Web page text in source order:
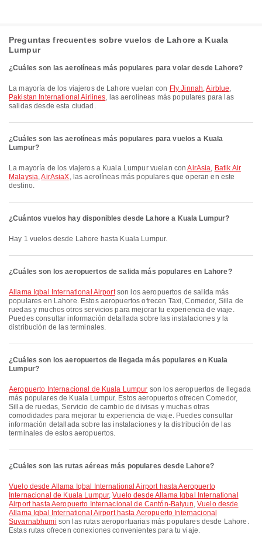
Preguntas frecuentes sobre vuelos de Lahore a Kuala
Lumpur
¿Cuáles son las aerolíneas más populares para volar desde Lahore?
La mayoría de los viajeros de Lahore vuelan con Fly Jinnah,Airblue,
Pakistan International Airlines, las aerolíneas más populares para las
salidas desde esta ciudad.
¿Cuáles son las aerolíneas más populares para vuelos a Kuala
Lumpur?
La mayoría de los viajeros a Kuala Lumpur vuelan conAirAsia, Batik Air
Malaysia,AirAsiaX, las aerolíneas más populares que operan en este
destino.
¿Cuántos vuelos hay disponibles desde Lahore a Kuala Lumpur?
Hay 1 vuelos desde Lahore hasta Kuala Lumpur.
¿Cuáles son los aeropuertos de salida más populares en Lahore?
Allama Iqbal International Airportson los aeropuertos de salida más
populares en Lahore. Estos aeropuertos ofrecen Taxi, Comedor, Silla de
ruedas y muchos otros servicios para mejorar tu experiencia de viaje.
Puedes consultar información detallada sobre las instalaciones y la
distribución de las terminales.
¿Cuáles son los aeropuertos de llegada más populares en Kuala
Lumpur?
Aeropuerto Internacional de Kuala Lumpur son los aeropuertos de llegada
más populares de Kuala Lumpur. Estos aeropuertos ofrecen Comedor,
Silla de ruedas, Servicio de cambio de divisas y muchas otras
comodidades para mejorar tu experiencia de viaje. Puedes consultar
información detallada sobre las instalaciones y la distribución de las
terminales de estos aeropuertos.
¿Cuáles son las rutas aéreas más populares desde Lahore?
Vuelo desde Allama Iqbal International Airport hasta Aeropuerto
Internacional de Kuala Lumpur,Vuelo desde Allama Iqbal International
Airport hasta Aeropuerto Internacional de Cantón-Baiyun, Vuelo desde
Allama Iqbal International Airport hasta Aeropuerto Internacional
Suvarnabhumi son las rutas aeroportuarias más populares desde Lahore.
Estas rutas ofrecen conexiones convenientes para tu viaje.